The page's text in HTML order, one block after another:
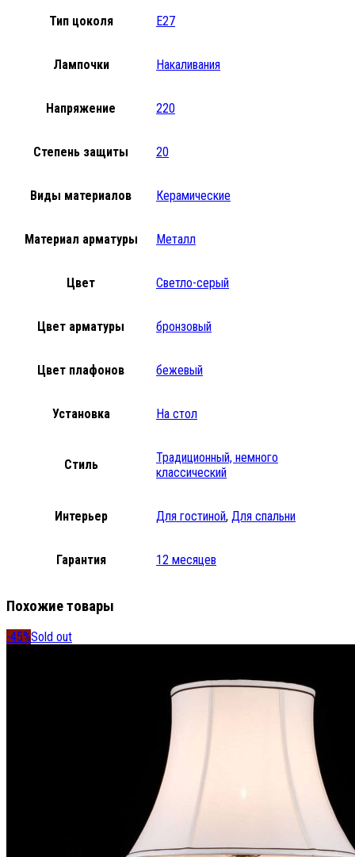
Тип цоколя E27
Лампочки Накаливания
Напряжение 220
Степень защиты 20
Виды материалов Керамические
Материал арматуры Металл
Цвет Светло-серый
Цвет арматуры бронзовый
Цвет плафонов бежевый
Установка На стол
Стиль
Традиционный, немного
классический
Интерьер Для гостиной, Для спальни
Гарантия 12 месяцев
Похожие товары
-45%Sold out